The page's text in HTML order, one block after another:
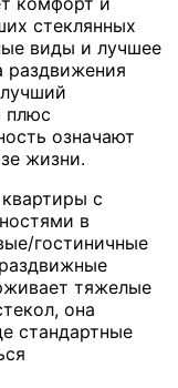
стеклянных
виды и лучшее
раздвижения
плюс
означают
жизни.
с
в
гостиничные
тяжелые
она
стандартные